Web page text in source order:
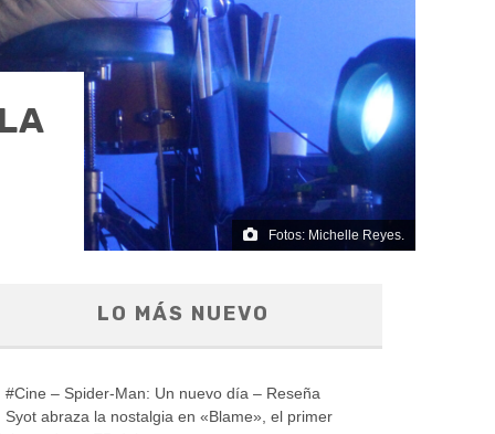
Fotos: Michelle Reyes.
LO MÁS NUEVO
#Cine – Spider-Man: Un nuevo día – Reseña
Syot abraza la nostalgia en «Blame», el primer